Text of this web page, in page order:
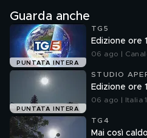
Guarda anche
PUNTATA INTERA
TG5
Edizione ore
06 ago |
PUNTATA INTERA
STUDIO
Edizione ore
06 ago | Italia 1
TG4
Mai così